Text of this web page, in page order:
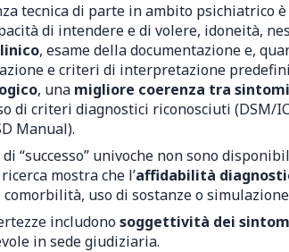
tecnica di parte in ambito psichiatrico
di intendere e di volere, idoneità,
, esame della documentazione e,
e criteri di interpretazione
, una migliore coerenza tra
di criteri diagnostici riconosciuti (DSM/
Manual).
“successo” univoche non sono
mostra che l’affidabilità
comorbilità, uso di sostanze o
includonosoggettività dei
in sede giudiziaria.